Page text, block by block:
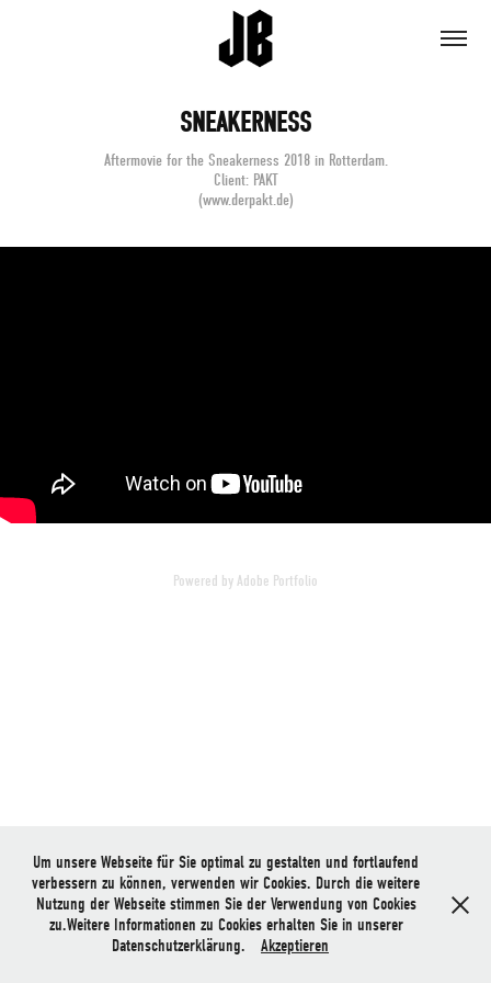
SNEAKERNESS
Aftermovie for the Sneakerness 2018 in Rotterdam.
Client: PAKT
(www.derpakt.de)
Powered byAdobe Portfolio
Um unsere Webseite für Sie optimal zu gestalten und fortlaufend
verbessern zu können, verwenden wir Cookies. Durch die weitere
Nutzung der Webseite stimmen Sie der Verwendung von Cookies
zu.Weitere Informationen zu Cookies erhalten Sie in unserer
Datenschutzerklärung.
Akzeptieren